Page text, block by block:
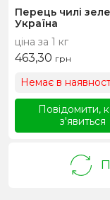
Перець чилі
Україна
ціна за 1 кг
463,30 грн
Немає в
Повідомити,
з'явиться